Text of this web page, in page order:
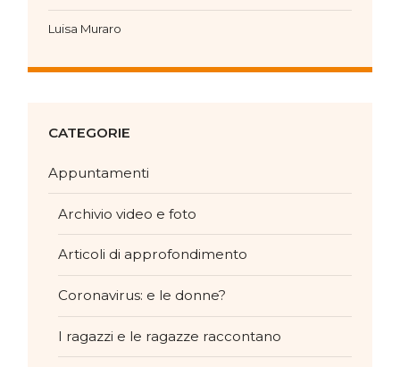
Luisa Muraro
CATEGORIE
Appuntamenti
Archivio video e foto
Articoli di approfondimento
Coronavirus: e le donne?
I ragazzi e le ragazze raccontano